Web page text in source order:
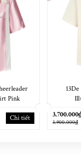
Pink
Chi tiết 3.900.000₫